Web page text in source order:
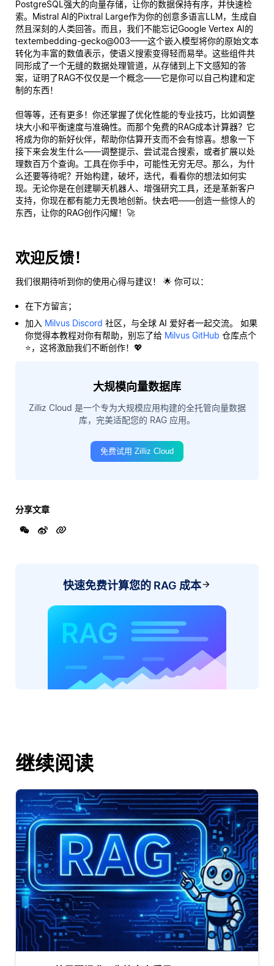
PostgreSQL强大的向量存储，让你的数据保持有序，并快速检
索。Mistral AI的Pixtral Large作为你的创意多语言LLM，生成自
然且深刻的人类回答。而且，我们不能忘记Google Vertex AI的
textembedding-gecko@003——这个嵌入模型将你的原始文本
转化为丰富的数值表示，使语义搜索变得轻而易举。这些组件共
同形成了一个无缝的数据处理管道，从存储到上下文感知的答
案，证明了RAG不仅仅是一个概念——它是你可以自己构建和定
制的东西！
但等等，还有更多！你还掌握了优化性能的专业技巧，比如调整
块大小和平衡速度与准确性。而那个免费的RAG成本计算器？它
将成为你的新好伙伴，帮助你估算开支而不会有惊喜。想象一下
接下来会发生什么——调整提示、尝试混合搜索，或者扩展以处
理数百万个查询。工具在你手中，可能性无穷无尽。那么，为什
么还要等待呢？开始构建，破坏，迭代，看看你的想法如何实
现。无论你是在创建聊天机器人、增强研究工具，还是革新客户
支持，你现在都有能力无畏地创新。快去吧——创造一些惊人的
东西，让你的RAG创作闪耀！🚀
欢迎反馈！
我们很期待听到你的使用心得与建议！ 🌟 你可以：
在下方留言；
加入 Milvus Discord 社区，与全球 AI 爱好者一起交流。 如果
你觉得本教程对你有帮助，别忘了给 Milvus GitHub 仓库点个
⭐，这将激励我们不断创作！💖
大规模向量数据库
Zilliz Cloud 是一个专为大规模应用构建的全托管向量数据
库，完美适配您的 RAG 应用。
免费试用 Zilliz Cloud
分享文章
快速免费计算您的 RAG 成本
继续阅读